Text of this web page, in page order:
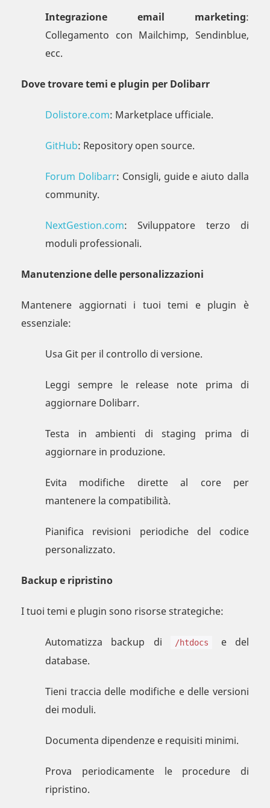
Integrazione email marketing:
Collegamento con Mailchimp, Sendinblue,
ecc.
Dove trovare temi e plugin per Dolibarr
Dolistore.com: Marketplace ufficiale.
GitHub: Repository open source.
Forum Dolibarr: Consigli, guide e aiuto dalla
community.
NextGestion.com: Sviluppatore terzo di
moduli professionali.
Manutenzione delle personalizzazioni
Mantenere aggiornati i tuoi temi e plugin è
essenziale:
Usa Git per il controllo di versione.
Leggi sempre le release note prima di
aggiornare Dolibarr.
Testa in ambienti di staging prima di
aggiornare in produzione.
Evita modifiche dirette al core per
mantenere la compatibilità.
Pianifica revisioni periodiche del codice
personalizzato.
Backup e ripristino
I tuoi temi e plugin sono risorse strategiche:
Automatizza backup di /htdocs
e del
database.
Tieni traccia delle modifiche e delle versioni
dei moduli.
Documenta dipendenze e requisiti minimi.
Prova periodicamente le procedure di
ripristino.